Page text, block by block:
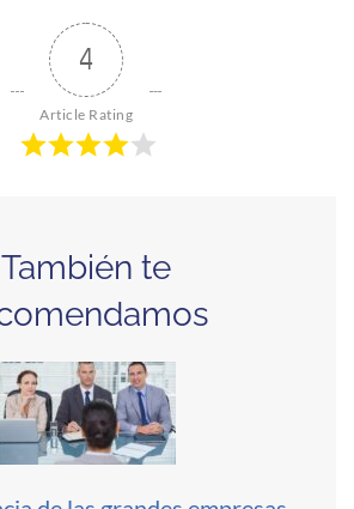
4
Article Rating
También te